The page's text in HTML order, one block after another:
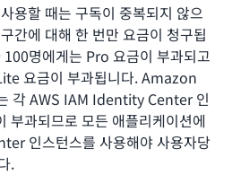
용할 때는 구독이 중복되지 않으
간에 대해 한 번만 요금이 청구됩
명에게는 Pro 요금이 부과되고
요금이 부과됩니다. Amazon
각 AWS IAM Identity Center 인
부과되므로 모든 애플리케이션에
인스턴스를 사용해야 사용자당
.